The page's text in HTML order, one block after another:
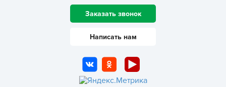
Заказать звонок
Написать нам